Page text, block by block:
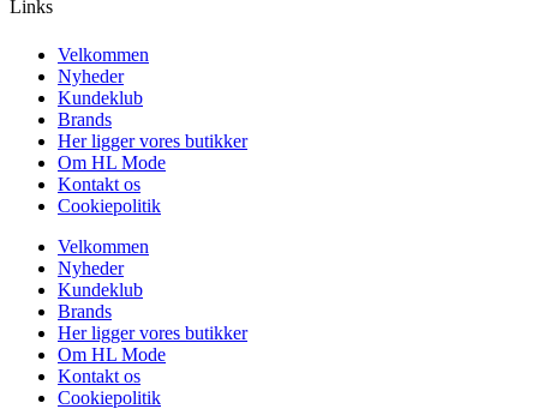
Links
Velkommen
Nyheder
Kundeklub
Brands
Her ligger vores butikker
Om HL Mode
Kontakt os
Cookiepolitik
Velkommen
Nyheder
Kundeklub
Brands
Her ligger vores butikker
Om HL Mode
Kontakt os
Cookiepolitik